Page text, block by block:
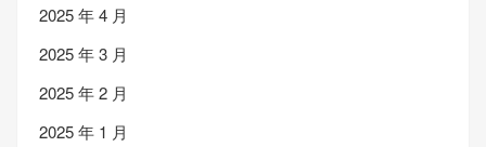
2025 年 4 月
2025 年 3 月
2025 年 2 月
2025 年 1 月